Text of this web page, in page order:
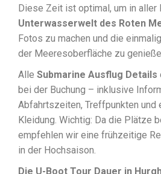
Diese Zeit ist optimal, um in aller
Unterwasserwelt des Roten
Fotos zu machen und die
der Meeresoberfläche zu
Alle Submarine Ausflug Details
bei der Buchung – inklusive
Abfahrtszeiten, Treffpunkten und
Kleidung. Wichtig: Da die Plätze
empfehlen wir eine frühzeitige
in der Hochsaison.
Die U-Boot Tour Dauer in